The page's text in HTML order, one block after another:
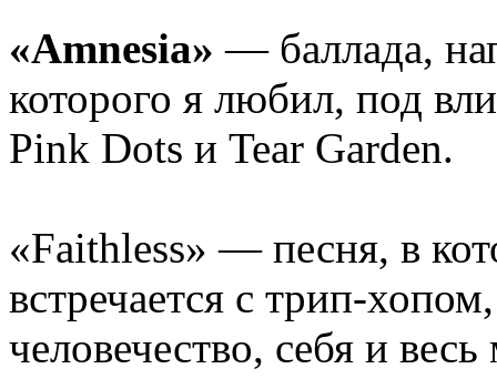
«Amnesia» — баллада,
которого я любил, под
Pink Dots и Tear Garden.
«Faithless» — песня, в
встречается с трип-
человечество, себя и